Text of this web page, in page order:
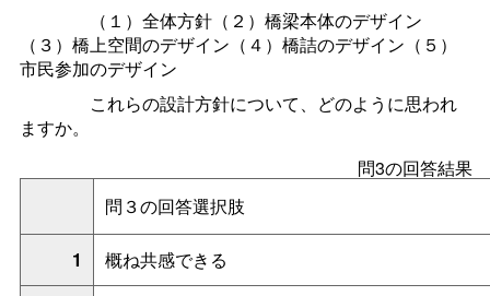
（１）全体方針（２）橋梁本体のデザイン
（３）橋上空間のデザイン（４）橋詰のデザイン（５）
市民参加のデザイン
これらの設計方針について、どのように思われ
ますか。
問3の回答結果
問３の回答選択肢
1 概ね共感できる